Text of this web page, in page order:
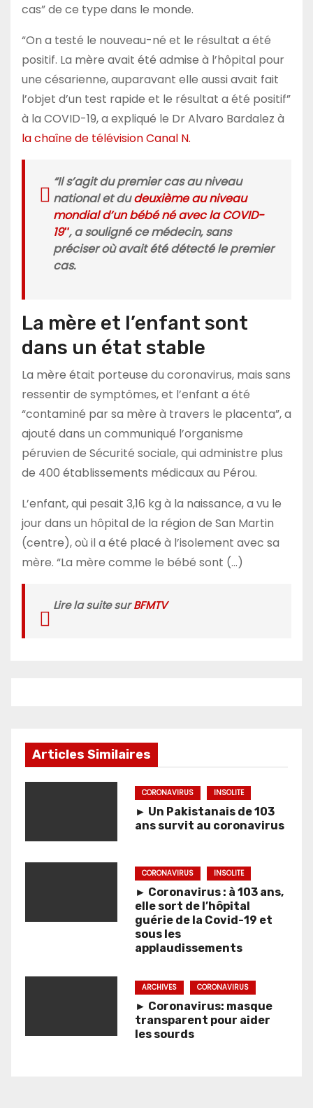
cas” de ce type dans le monde.
“On a testé le nouveau-né et le résultat a été
positif. La mère avait été admise à l’hôpital pour
une césarienne, auparavant elle aussi avait fait
l’objet d’un test rapide et le résultat a été positif”
à la COVID-19, a expliqué le Dr Alvaro Bardalez à
la chaîne de télévision Canal N.
“Il s’agit du premier cas au niveau
national et dudeuxième au niveau
mondial d’un bébé né avec la COVID-
19″, a souligné ce médecin, sans
préciser où avait été détecté le premier
cas.
La mère et l’enfant sont
dans un état stable
La mère était porteuse du coronavirus, mais sans
ressentir de symptômes, et l’enfant a été
“contaminé par sa mère à travers le placenta”, a
ajouté dans un communiqué l’organisme
péruvien de Sécurité sociale, qui administre plus
de 400 établissements médicaux au Pérou.
L’enfant, qui pesait 3,16 kg à la naissance, a vu le
jour dans un hôpital de la région de San Martin
(centre), où il a été placé à l’isolement avec sa
mère. “La mère comme le bébé sont (…)
Lire la suite surBFMTV
Articles Similaires
CORONAVIRUS INSOLITE
► Un Pakistanais de 103
ans survit au coronavirus
CORONAVIRUS INSOLITE
► Coronavirus : à 103 ans,
elle sort de l’hôpital
guérie de la Covid-19 et
sous les
applaudissements
ARCHIVES CORONAVIRUS
► Coronavirus: masque
transparent pour aider
les sourds